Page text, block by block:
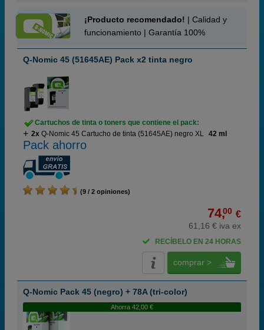
¡Producto recomendado! | Calidad y
funcionamiento | Garantía 100%
Q-Nomic 45 (51645AE) Pack x2 tinta negro
Cartuchos de tinta o toners que contiene el pack:
2x Q-Nomic 45 Cartucho de tinta (51645AE) negro XL 42 ml
Pack ahorro
(9 / 2 opiniones)
74,00 €
61,16 € iva ex
RECÍBELO EN 24 HORAS
comprar >
Q-Nomic Pack 45 (negro) + 78A (tri-color)
Ahorra 42,00 €